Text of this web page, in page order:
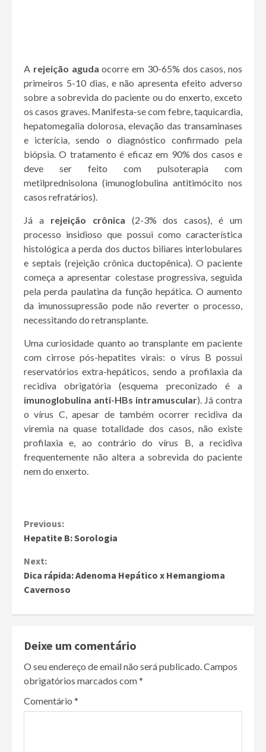
A rejeição aguda ocorre em 30-65% dos casos, nos
primeiros 5-10 dias, e não apresenta efeito adverso
sobre a sobrevida do paciente ou do enxerto, exceto
os casos graves. Manifesta-se com febre, taquicardia,
hepatomegalia dolorosa, elevação das transaminases
e icterícia, sendo o diagnóstico confirmado pela
biópsia. O tratamento é eficaz em 90% dos casos e
deve ser feito com pulsoterapia com
metilprednisolona (imunoglobulina antitimócito nos
casos refratários).
Já a rejeição crônica (2-3% dos casos), é um
processo insidioso que possui como característica
histológica a perda dos ductos biliares interlobulares
e septais (rejeição crônica ductopênica). O paciente
começa a apresentar colestase progressiva, seguida
pela perda paulatina da função hepática. O aumento
da imunossupressão pode não reverter o processo,
necessitando do retransplante.
Uma curiosidade quanto ao transplante em paciente
com cirrose pós-hepatites virais: o vírus B possui
reservatórios extra-hepáticos, sendo a profilaxia da
recidiva obrigatória (esquema preconizado é a
imunoglobulina anti-HBs intramuscular). Já contra
o vírus C, apesar de também ocorrer recidiva da
viremia na quase totalidade dos casos, não existe
profilaxia e, ao contrário do vírus B, a recidiva
frequentemente não altera a sobrevida do paciente
nem do enxerto.
Continue
Reading
Previous:
Hepatite B: Sorologia
Next:
Dica rápida: Adenoma Hepático x Hemangioma
Cavernoso
Deixe um comentário
O seu endereço de email não será publicado.Campos
obrigatórios marcados com*
Comentário *